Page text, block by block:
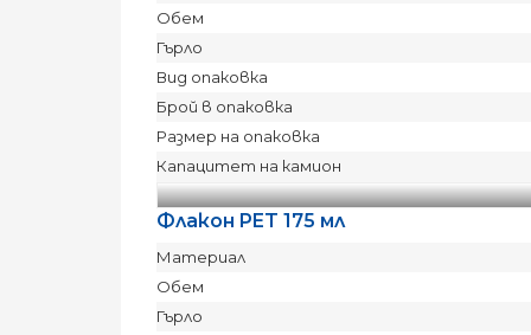
Обем
Гърло
Вид опаковка
Брой в опаковка
Размер на опаковка
Капацитет на камион
Флакон PET 175 мл
Материал
Обем
Гърло